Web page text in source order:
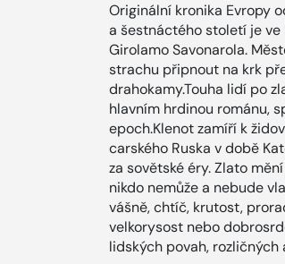
Originální kronika Evropy
a šestnáctého století je
Girolamo Savonarola.
strachu připnout na krk
drahokamy.Touha lidí po
hlavním hrdinou románu,
epoch.Klenot zamíří k
carského Ruska v době
za sovětské éry. Zlato
nikdo nemůže a nebude
vášně, chtíč, krutost,
velkorysost nebo
lidských povah,